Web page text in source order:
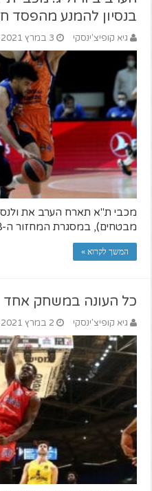
בנסיון להמנע מהפסד
גיא קופיצ'ינסקי 3 במרץ 2021
מבטחים), במסגרת המחזור ה-28 ביורוליג.
המשך לקרוא »
כל העונה במשחק אחד
גיא קופיצ'ינסקי 2 במרץ 2021